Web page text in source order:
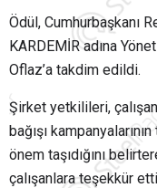
Ödül, Cumhurbaşkanı
KARDEMİR adına
Oflaz’a takdim edildi.
Şirket yetkilileri,
bağışı
önem taşıdığını
çalışanlara teşekkür